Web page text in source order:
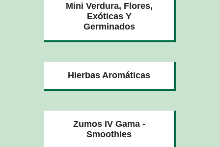
Mini Verdura, Flores,
Exóticas Y
Germinados
Hierbas Aromáticas
Zumos IV Gama -
Smoothies